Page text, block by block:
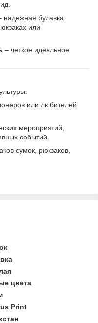
надежная булавка
или
– четкое идеальное
или любителей
мероприятий,
событий.
сумок, рюкзаков,
цвета
Print